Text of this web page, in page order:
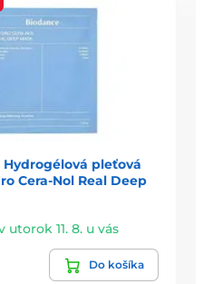
účel a je formulované tak,
Hydrogélová pleťová
Cera-Nol Real Deep
utorok 11. 8. u vás
Do košíka